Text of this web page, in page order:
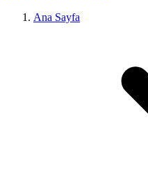
Ana Sayfa